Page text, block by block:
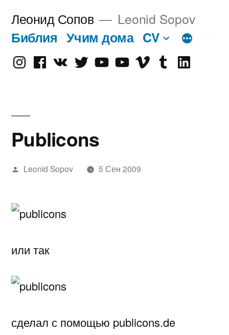
Леонид Сопов Leonid Sopov
Библия Учим дома CV
InstagramFacebook
VK TwitterYoutube
Old Vimeotumblrlinkedin
Publicons
Написано
Leonid Sopov 5 Сен 2009
или так
сделал с помощью publicons.de